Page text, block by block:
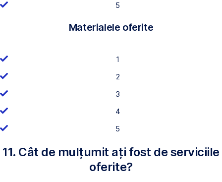
5
Materialele oferite
1
2
3
4
5
11. Cât de mulțumit ați fost de serviciile
oferite?